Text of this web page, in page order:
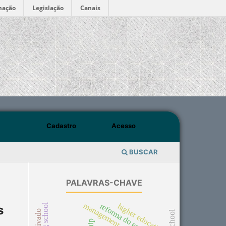
Legislação Canais
BUSCAR
Cadastro Acesso
PALAVRAS-CHAVE
higher education